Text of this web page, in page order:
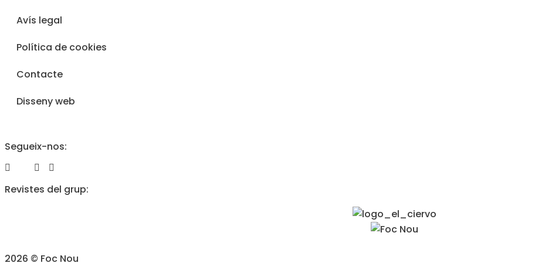
Avís legal
Política de cookies
Contacte
Disseny web
Segueix-nos:
Revistes del grup:
2026 © Foc Nou